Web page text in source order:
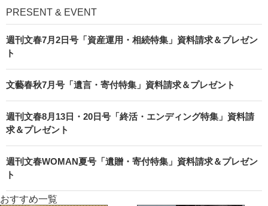
PRESENT & EVENT
週刊文春7月2日号「資産運用・相続特集」資料請求＆プレゼン
ト
文藝春秋7月号「遺言・寄付特集」資料請求＆プレゼント
週刊文春8月13日・20日号「終活・エンディング特集」資料請
求＆プレゼント
週刊文春WOMAN夏号「遺贈・寄付特集」資料請求＆プレゼン
ト
おすすめ一覧